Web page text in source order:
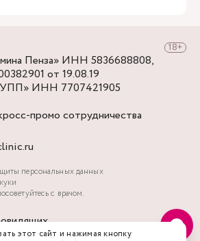
Пенза» ИНН 5836688808,
от 19.08.19
ИНН 7707421905
промо сотрудничества
персональных данных
с врачом.